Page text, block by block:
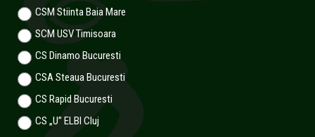
CSM Stiinta Baia Mare
SCM USV Timisoara
CS Dinamo Bucuresti
CSA Steaua Bucuresti
CS Rapid Bucuresti
CS „U” ELBI Cluj